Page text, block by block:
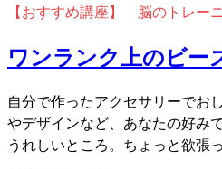
【おすすめ講座】 脳のトレー
ワンランク上のビー
自分で作ったアクセサリーでお
やデザインなど、あなたの好み
うれしいところ。ちょっと欲張